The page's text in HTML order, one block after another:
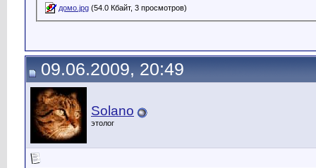
домо.jpg (54.0 Кбайт, 3 просмотров)
09.06.2009, 20:49
Solano
этолог